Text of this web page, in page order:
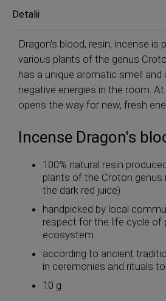
Detalii
Dragon's blood, resin, incense is
various plants of the genus
has a unique aromatic smell and
negative energies in the room.
opens the way for new, fresh
Incense Dragon's
100% natural resin
plants of the Croton genus
the dark red juice)
handpicked by local
respect for the life cycle of
ecosystem
according to ancient
in ceremonies and rituals
10 g